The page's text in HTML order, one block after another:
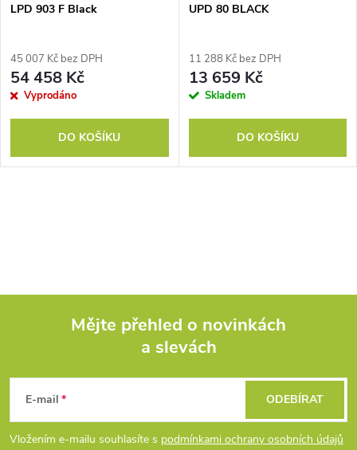
LPD 903 F Black
45 007 Kč bez DPH
54 458 Kč
Vyprodáno
DO KOŠÍKU
UPD 80 BLACK
11 288 Kč bez DPH
13 659 Kč
Skladem
DO KOŠÍKU
a
í
p
Mějte přehled o novinkách
a slevách
E-mail
Vložením e-mailu souhlasíte s podmínkami ochrany osobních údajů
ODEBÍRAT